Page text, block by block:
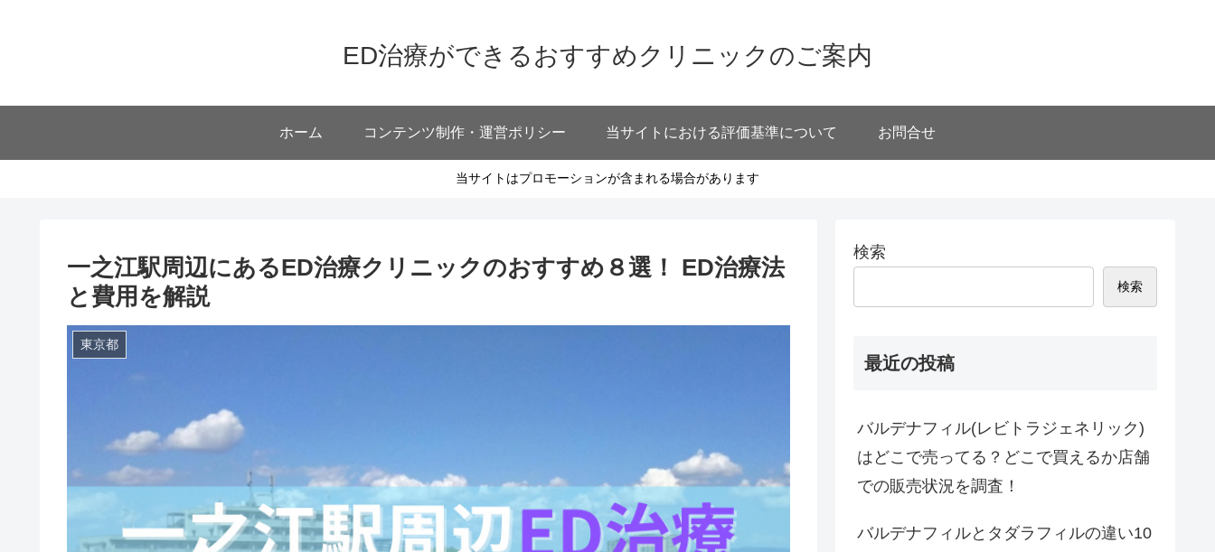
ED治療ができるおすすめクリニックのご案内
ホーム コンテンツ制作・運営ポリシー 当サイトにおける評価基準について お問合せ
当サイトはプロモーションが含まれる場合があります
一之江駅周辺にあるED治療クリニックのおすすめ８選！ ED治療法
と費用を解説
東京都
検索
検索
最近の投稿
バルデナフィル(レビトラジェネリック)
はどこで売ってる？どこで買えるか店舗
での販売状況を調査！
バルデナフィルとタダラフィルの違い10